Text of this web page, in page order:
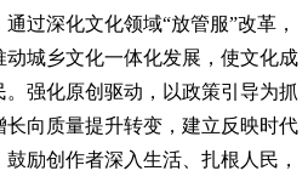
过深化文化领域“放管服”改革，
城乡文化一体化发展，使文化成
强化原创驱动，以政策引导为抓
向质量提升转变，建立反映时代
励创作者深入生活、扎根人民，